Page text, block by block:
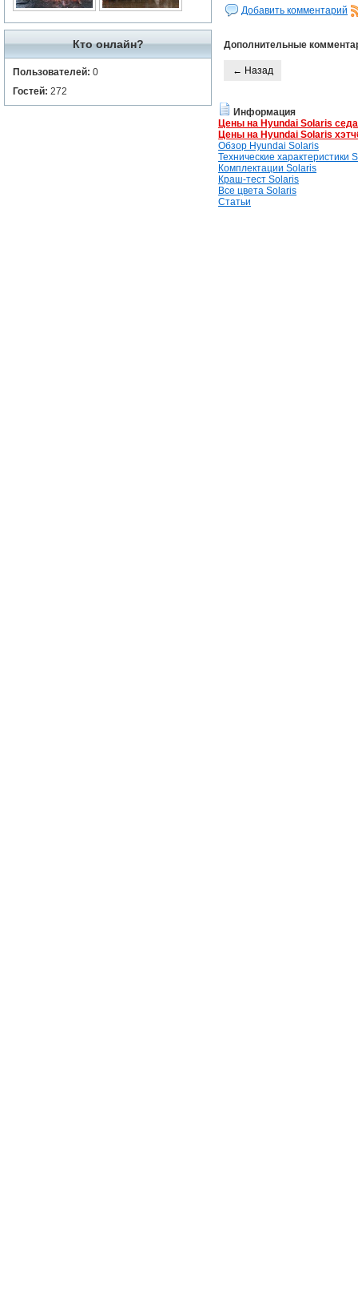
Кто онлайн?
Пользователей: 0
Гостей: 272
Добавить комментарий
Дополнительные
← Назад
Информация
Цены на Hyundai Solaris
Цены на Hyundai Solaris
Обзор Hyundai Solaris
Технические характеристики
Комплектации Solaris
Краш-тест Solaris
Все цвета Solaris
Статьи